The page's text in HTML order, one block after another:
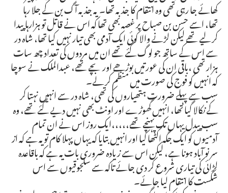
کھائے جا رہی تھی وہ انتقام کا جذبہ تھا۔ یہ جذبہ آگ بن کے جلا رہا
تھا، اسے حسن بن صباح پر غصہ بھی تھا کہ اس نے قاتل تو ہزارہا پیدا
کر لیے تھے لیکن لڑنے والا کوئی ایک آدمی بھی تیار نہیں کیا تھا، شاہ در
سے اس کے ساتھ جو لوگ گئے تھے ان میں مردوں کی تعداد چھ سات
ہزار تھی ،باقی ان کی عورتیں بوڑھے اور بچے تھے، عبدالملک نے سوچا
کہ انہیں کو فوج کی صورت میں منظم کر لے۔
سب سے پہلے ضرورت ہتھیاروں کی تھی، شاہ در سے انہیں نہتا کر
کے نکالا گیا تھا، انہیں گھوڑے اور اونٹ بھی نہیں دیے گئے تھے، وہ
سب پیدل یہاں تک پہنچے تھے،،،،،ایک روز اس نے ان تمام
آدمیوں کو ایک جگہ اکٹھا کیا اور انہیں بتایا کہ یہاں پہلا کام تو یہ ہے کہ از
سر نو آباد ہونا ہے، لیکن اس سے زیادہ ضروری بات یہ ہے کہ باقاعدہ
لڑائی کی تیاری شروع کر دی جائے تاکہ سے سلجوقیوں سے اس
شکست کا انتقام لیا جائے۔